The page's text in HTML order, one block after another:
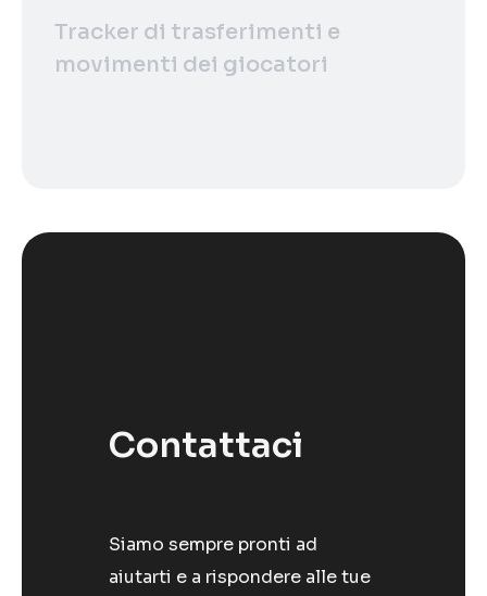
Tracker di trasferimenti e
movimenti dei giocatori
Contattaci
Siamo sempre pronti ad
aiutarti e a rispondere alle tue